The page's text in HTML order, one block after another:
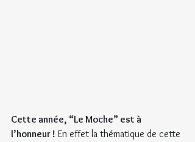
Cette année, “Le Moche” est à
l’honneur ! En effet la thématique de cette